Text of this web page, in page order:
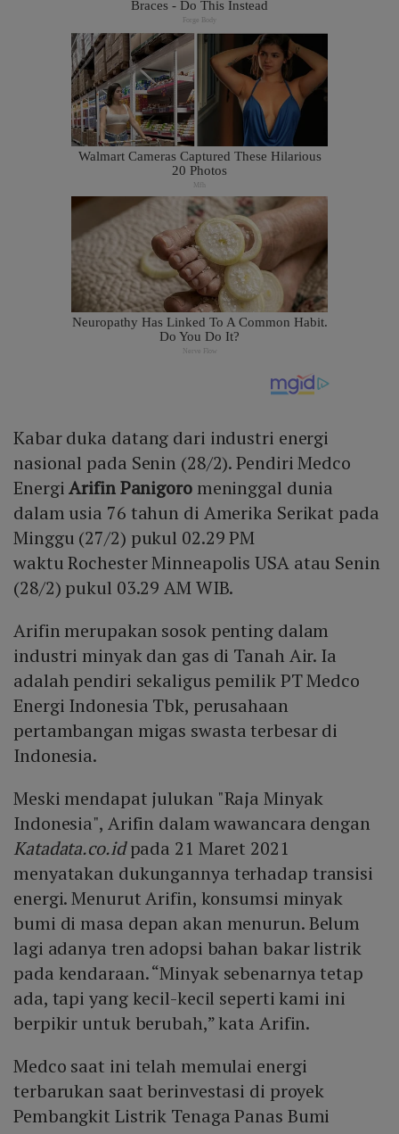
Kabar duka datang dari industri energi
nasional pada Senin (28/2). Pendiri Medco
EnergiArifin Panigoromeninggal dunia
dalam usia 76 tahun di Amerika Serikat pada
Minggu (27/2) pukul 02.29 PM
waktu Rochester Minneapolis USA atau Senin
(28/2) pukul 03.29 AM WIB.
Arifin merupakan sosok penting dalam
industri minyak dan gas di Tanah Air. Ia
adalah pendiri sekaligus pemilik PT Medco
Energi Indonesia Tbk, perusahaan
pertambangan migas swasta terbesar di
Indonesia.
Meski mendapat julukan "Raja Minyak
Indonesia", Arifin dalam wawancara dengan
Katadata.co.idpada 21 Maret 2021
menyatakan dukungannya terhadap transisi
energi. Menurut Arifin, konsumsi minyak
bumi di masa depan akan menurun. Belum
lagi adanya tren adopsi bahan bakar listrik
pada kendaraan. “Minyak sebenarnya tetap
ada, tapi yang kecil-kecil seperti kami ini
berpikir untuk berubah,” kata Arifin.
Medco saat ini telah memulai energi
terbarukan saat berinvestasi di proyek
Pembangkit Listrik Tenaga Panas Bumi